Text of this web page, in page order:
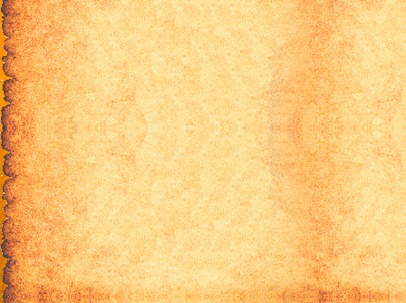
Кланнад [ТВ-2] - 14
Кланнад [ТВ-2] - 15
Кланнад [ТВ-2] - 16
Кланнад [ТВ-2] - 17
Кланнад [ТВ-2] - 18
Кланнад [ТВ-2] - 19